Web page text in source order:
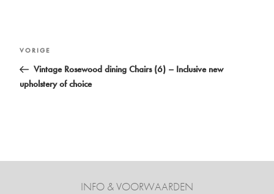
Bericht
navigatie
Vorig
bericht
VORIGE
Vintage Rosewood dining Chairs (6) – Inclusive new
upholstery of choice
INFO & VOORWAARDEN